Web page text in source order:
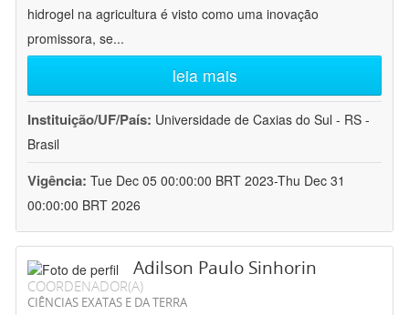
hidrogel na agricultura é visto como uma inovação
promissora, se...
leia mais
Instituição/UF/País: Universidade de Caxias do Sul - RS -
Brasil
Vigência: Tue Dec 05 00:00:00 BRT 2023-Thu Dec 31
00:00:00 BRT 2026
Adilson Paulo Sinhorin
COORDENADOR(A)
CIÊNCIAS EXATAS E DA TERRA